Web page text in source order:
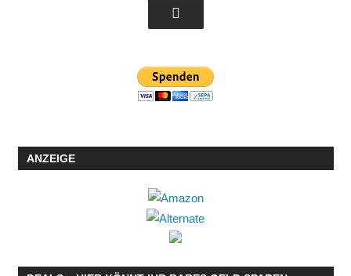
ANZEIGE